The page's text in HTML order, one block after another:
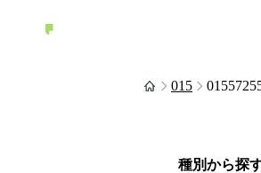
015
種別から探